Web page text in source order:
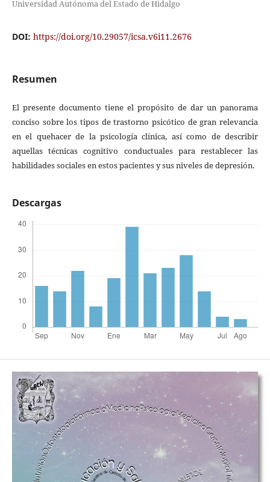
Universidad Autónoma del Estado de Hidalgo
DOI: https://doi.org/10.29057/icsa.v6i11.2676
Resumen
El presente documento tiene el propósito de dar un panorama
conciso sobre los tipos de trastorno psicótico de gran relevancia
en el quehacer de la psicología clínica, así como de describir
aquellas técnicas cognitivo conductuales para restablecer las
habilidades sociales en estos pacientes y sus niveles de depresión.
Descargas